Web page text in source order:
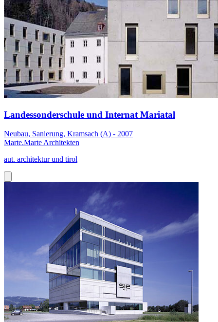
Landessonderschule und Internat Mariatal
Neubau, Sanierung, Kramsach (A) - 2007
Marte.Marte Architekten
aut. architektur und tirol